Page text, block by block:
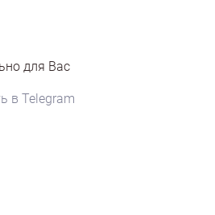
для Вас
в Telegram